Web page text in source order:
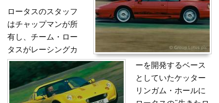
ロータスのスタッフ
はチャップマンが所
有し、チーム・ロー
タスがレーシングカ
ーを開発するベース
としていたケッター
リンガム・ホールに